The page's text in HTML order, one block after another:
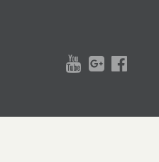


